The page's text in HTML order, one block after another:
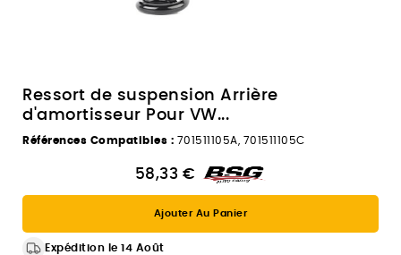
Ressort de suspension Arrière
d'amortisseur Pour VW...
Références Compatibles : 701511105A, 701511105C
58,33 €
Ajouter Au Panier
Expédition le 14 Août